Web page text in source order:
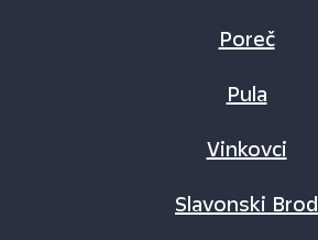
Poreč
Pula
Vinkovci
Slavonski Brod